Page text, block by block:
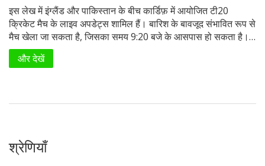
इस लेख में इंग्लैंड और पाकिस्तान के बीच कार्डिफ़ में आयोजित टी20
क्रिकेट मैच के लाइव अपडेट्स शामिल हैं। बारिश के बावजूद संभावित रूप से
मैच खेला जा सकता है, जिसका समय 9:20 बजे के आसपास हो सकता है।
यह मैच टी20 वर्ल्ड कप की तैयारी का हिस्सा है। अन्य क्रिकेट समाचारों में
माइकल वॉन के बेटे आर्ची ने सोमरसेट के साथ अपना पहला प्रोफेशनल
और देखें
श्रेणियाँ